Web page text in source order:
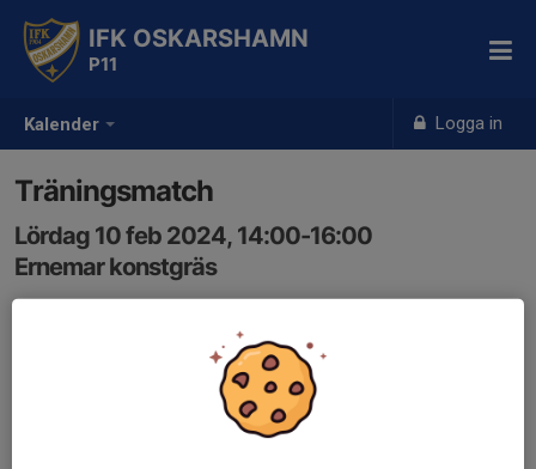
Kalender Logga in
IFK OSKARSHAMN
P11
Träningsmatch
Lördag 10 feb 2024, 14:00-16:00
Ernemar konstgräs
Träningsmatch mot Rödsle BK